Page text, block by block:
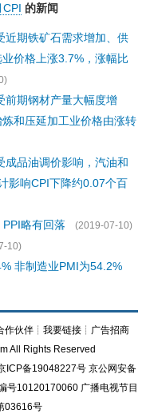
CPI 的新闻
近期铁矿石需求增加、供
价格上涨3.7%，涨幅比
前期钢材产量大幅度增
和压延加工业价格由涨转
成品油调价影响，汽油和
影响CPI下降约0.07个百
略有回落
(2019-07-10)
10)
非制造业PMI为54.2%
作伙伴 ┊ 我要链接 ┊ 广告招商
All Rights Reserved
ICP备19048227号 京公网安备
号10120170060 广播电视节目
03616号